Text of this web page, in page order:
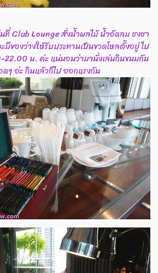
นที่ Club Lounge สั่งน้ำผลไม้ น้ำอัดลม ชงชา
มีของว่างให้รับประทานเป็นขวดโหลตั้งอยู่ ไป
22.00 น. ค่ะ แน่นอนว่ามานั่งเล่นกินขนมกัน
ๆ อ่ะ กินแล้วก็ไป ออกแรงกัน